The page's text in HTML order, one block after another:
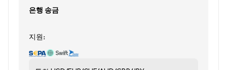
은행 송금
지원: